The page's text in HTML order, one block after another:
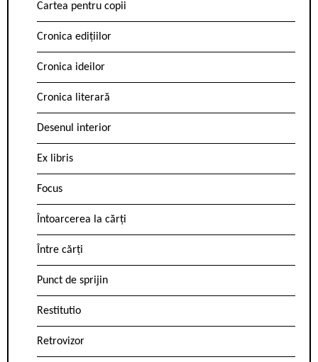
Cartea pentru copii
Cronica edițiilor
Cronica ideilor
Cronica literară
Desenul interior
Ex libris
Focus
Întoarcerea la cărți
Între cărți
Punct de sprijin
Restitutio
Retrovizor